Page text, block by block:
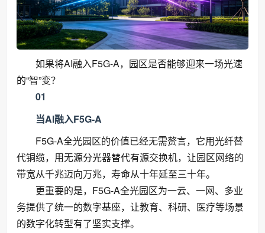
如果将AI融入F5G-A，园区是否能够迎来一场光速
的“智”变？
01
当AI融入F5G-A
F5G-A全光园区的价值已经无需赘言，它用光纤替
代铜缆，用无源分光器替代有源交换机，让园区网络的
带宽从千兆迈向万兆，寿命从十年延至三十年。
更重要的是，F5G-A全光园区为一云、一网、多业
务提供了统一的数字基座，让教育、科研、医疗等场景
的数字化转型有了坚实支撑。